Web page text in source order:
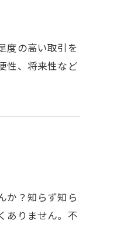
度の高い取引を
性、将来性など
か？知らず知ら
ありません。不